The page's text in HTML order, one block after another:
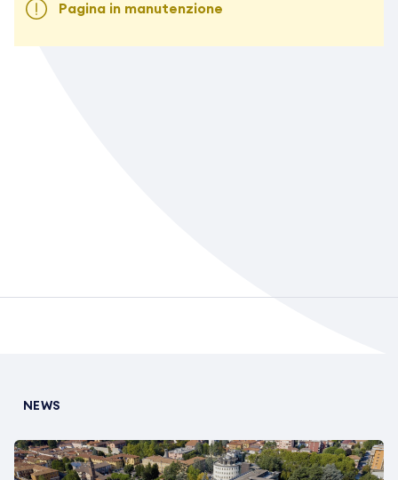
Pagina in manutenzione
NEWS